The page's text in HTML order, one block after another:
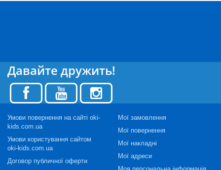
Давайте дружить!
Умови повернення на сайті oki-
kids.com.ua
Умови користування сайтом
oki-kids.com.ua
Договор публичної оферти
Мої замовлення
Мої повернення
Мої накладні
Мої адреси